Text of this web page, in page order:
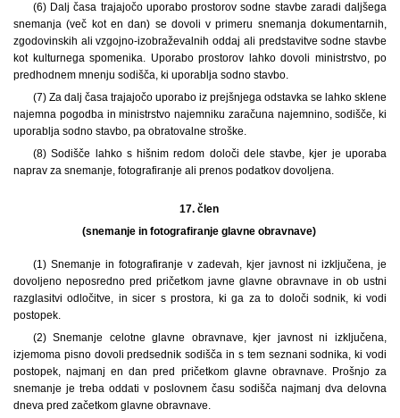
(6) Dalj časa trajajočo uporabo prostorov sodne stavbe zaradi daljšega
snemanja (več kot en dan) se dovoli v primeru snemanja dokumentarnih,
zgodovinskih ali vzgojno-izobraževalnih oddaj ali predstavitve sodne stavbe
kot kulturnega spomenika. Uporabo prostorov lahko dovoli ministrstvo, po
predhodnem mnenju sodišča, ki uporablja sodno stavbo.
(7) Za dalj časa trajajočo uporabo iz prejšnjega odstavka se lahko sklene
najemna pogodba in ministrstvo najemniku zaračuna najemnino, sodišče, ki
uporablja sodno stavbo, pa obratovalne stroške.
(8) Sodišče lahko s hišnim redom določi dele stavbe, kjer je uporaba
naprav za snemanje, fotografiranje ali prenos podatkov dovoljena.
17. člen
(snemanje in fotografiranje glavne obravnave)
(1) Snemanje in fotografiranje v zadevah, kjer javnost ni izključena, je
dovoljeno neposredno pred pričetkom javne glavne obravnave in ob ustni
razglasitvi odločitve, in sicer s prostora, ki ga za to določi sodnik, ki vodi
postopek.
(2) Snemanje celotne glavne obravnave, kjer javnost ni izključena,
izjemoma pisno dovoli predsednik sodišča in s tem seznani sodnika, ki vodi
postopek, najmanj en dan pred pričetkom glavne obravnave. Prošnjo za
snemanje je treba oddati v poslovnem času sodišča najmanj dva delovna
dneva pred začetkom glavne obravnave.